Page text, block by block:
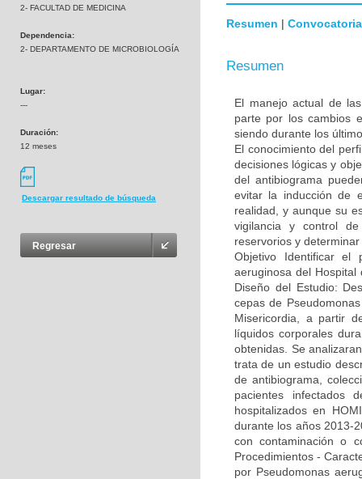
2- FACULTAD DE MEDICINA
Dependencia:
2- DEPARTAMENTO DE MICROBIOLOGÍA
Lugar:
---
Duración:
12 meses
Descargar resultado de búsqueda
Regresar
Resumen | Convocatoria
Resumen
El manejo actual de
parte por los cambios
siendo durante los
El conocimiento del
decisiones lógicas y
del antibiograma
evitar la inducción de
realidad, y aunque su
vigilancia y control
reservorios y
Objetivo Identificar el
aeruginosa del
Diseño del Estudio:
cepas de
Misericordia, a partir
líquidos corporales
obtenidas. Se
trata de un estudio
de antibiograma,
pacientes infectados
hospitalizados en
durante los años 2013-
con contaminación o
Procedimientos -
por Pseudomonas